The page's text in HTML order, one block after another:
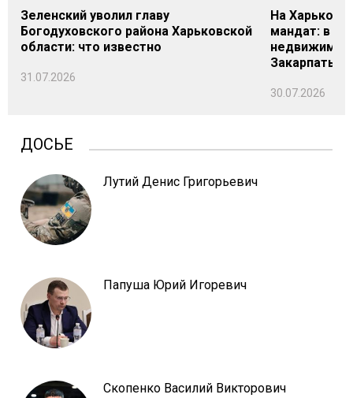
Зеленский уволил главу
Богодуховского района Харьковской
области: что известно
31.07.2026
На
мандат: в
Закарпатье
30.07.2026
ДОСЬЕ
Лутий Денис Григорьевич
Папуша Юрий Игоревич
Скопенко Василий Викторович